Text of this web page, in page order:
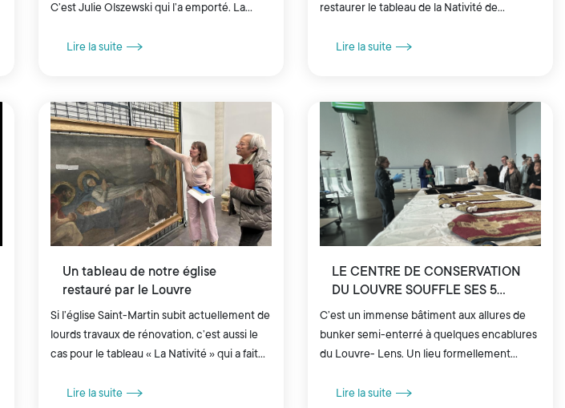
C’est Julie Olszewski qui l’a emporté. La
premières...
Lire la suite
restaurer le tableau de la Nativité de
conservation du Louvre à...
Lire la suite
Un tableau de notre église
restauré par le Louvre
Si l’église Saint-Martin subit actuellement de
lourds travaux de rénovation, c’est aussi le
cas pour le tableau « La Nativité » qui a fait
Centre...
Lire la suite
LE CENTRE DE CONSERVATION
DU LOUVRE SOUFFLE SES 5
BOUGIES
C’est un immense bâtiment aux allures de
bunker semi-enterré à quelques encablures
du Louvre- Lens. Un lieu formellement
surveillance où sont conservées...
Lire la suite